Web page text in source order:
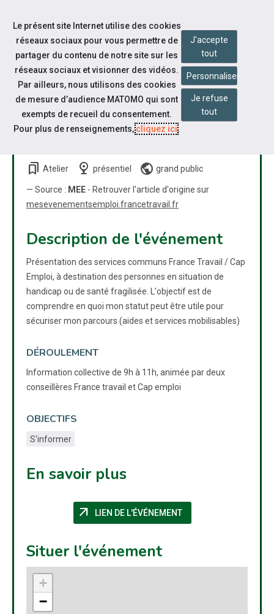
Aller au contenu
PRÉSENTATION DES
SERVICES FRANCE TRAVAIL /
bookmarks Atelier nest_cam_indoor présentiel public grand public
— Source : MEE - Retrouver l'article d'origine sur
mesevenementsemploi.francetravail.fr
Description de l'événement
Présentation des services communs France Travail / Cap
Emploi, à destination des personnes en situation de
handicap ou de santé fragilisée. L'objectif est de
comprendre en quoi mon statut peut être utile pour
sécuriser mon parcours (aides et services mobilisables)
DÉROULEMENT
Information collective de 9h à 11h, animée par deux
conseillères France travail et Cap emploi
OBJECTIFS
S'informer
En savoir plus
arrow_outward LIEN DE L'ÉVÉNEMENT(NOUVELLE FENÊTRE)
Situer l'événement
+
−
Le présent site Internet utilise des cookies
réseaux sociaux pour vous permettre de
partager du contenu de notre site sur les
réseaux sociaux et visionner des vidéos.
Par ailleurs, nous utilisons des cookies
de mesure d’audience MATOMO qui sont
exempts de recueil du consentement.
Pour plus de renseignements,cliquez ici.
J'accepte
tout
Personnaliser
Je refuse
tout